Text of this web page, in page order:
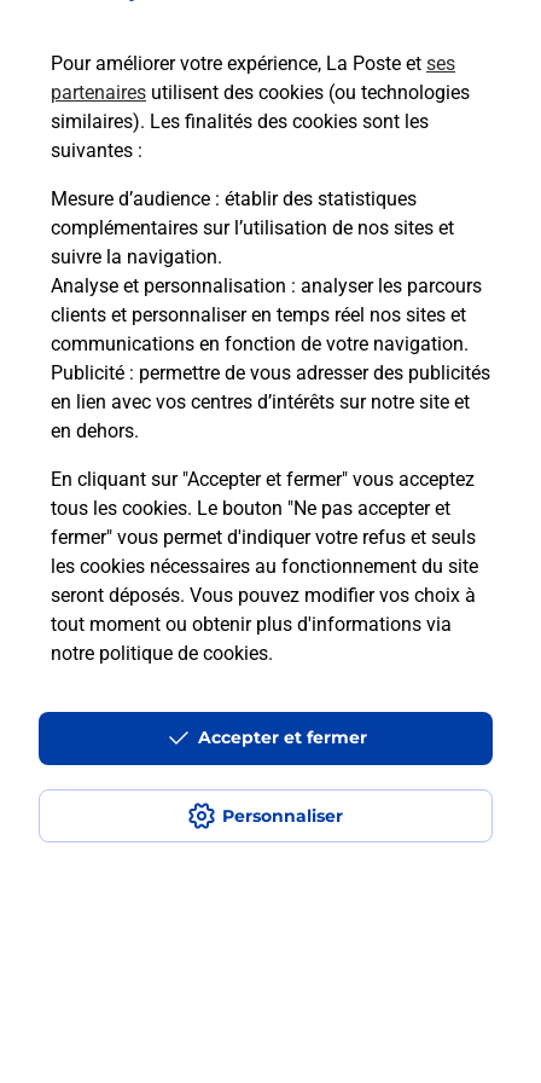
Pour améliorer votre expérience, La Poste et ses
partenaires utilisent des cookies (ou technologies
similaires). Les finalités des cookies sont les
suivantes :
Mesure d’audience : établir des statistiques
complémentaires sur l’utilisation de nos sites et
suivre la navigation.
Analyse et personnalisation : analyser les parcours
clients et personnaliser en temps réel nos sites et
communications en fonction de votre navigation.
Publicité : permettre de vous adresser des publicités
en lien avec vos centres d’intérêts sur notre site et
en dehors.
En cliquant sur "Accepter et fermer" vous acceptez
tous les cookies. Le bouton "Ne pas accepter et
fermer" vous permet d'indiquer votre refus et seuls
les cookies nécessaires au fonctionnement du site
seront déposés. Vous pouvez modifier vos choix à
tout moment ou obtenir plus d'informations via
notre politique de cookies.
Personnaliser
Accepter et fermer
Acheter un iPhone neuf ou reconditionné
Vous recherchez un smartphone pas cher proche
de chez vous ? Découvrez notre offre de
téléphones iPhone Apple dans vos bureaux de
Poste à MARLY (57155) !
En savoir plus
Questions fréquemment posées
Comment retourner un colis acheté
en ligne depuis votre boîte aux lettres
Comment envoyer un colis ou faire un
retour chez un e-commerçant sans se
déplacer ?